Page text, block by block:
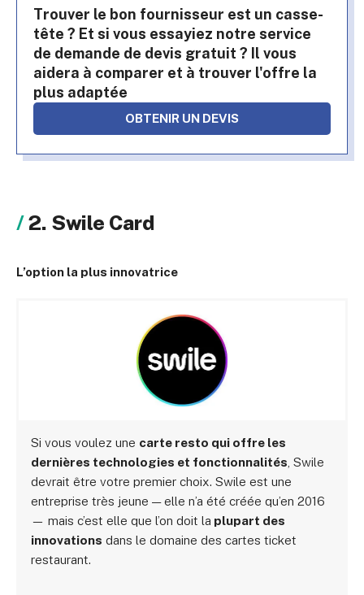
Trouver le bon fournisseur est un casse-
tête ? Et si vous essayiez notre service
de demande de devis gratuit ? Il vous
aidera à comparer et à trouver l'offre la
plus adaptée
OBTENIR UN DEVIS
2. Swile Card
L’option la plus innovatrice
Si vous voulez une carte resto qui offre les
dernières technologies et fonctionnalités , Swile
devrait être votre premier choix. Swile est une
entreprise très jeune — elle n’a été créée qu’en 2016
— mais c’est elle que l’on doit la plupart des
innovations dans le domaine des cartes ticket
restaurant.